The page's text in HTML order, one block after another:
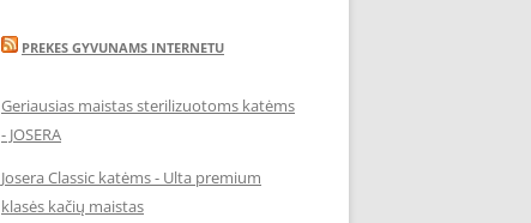
PREKES GYVUNAMS INTERNETU
Geriausias maistas sterilizuotoms katėms
- JOSERA
Josera Classic katėms - Ulta premium
klasės kačių maistas